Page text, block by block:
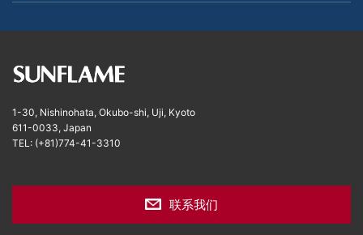
1-30, Nishinohata, Okubo-shi, Uji, Kyoto
611-0033, Japan
TEL: (+81)774-41-3310
联系我们